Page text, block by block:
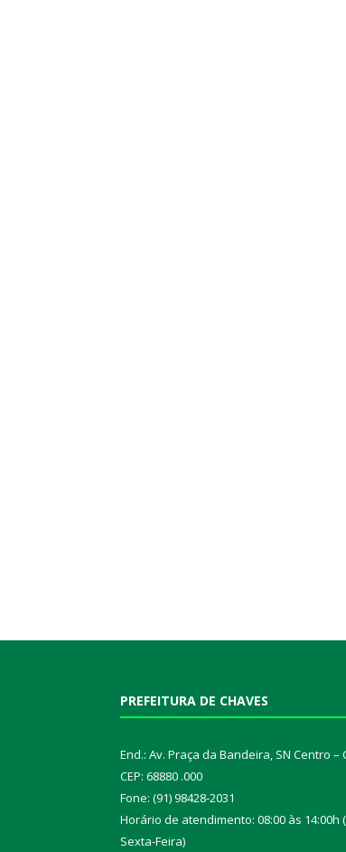
PREFEITURA DE CHAVES
End.: Av. Praça da Bandeira, SN Centro –
CEP: 68880 .000
Fone: (91) 98428-2031
Horário de atendimento: 08:00 às 14:00h
Sexta-Feira)